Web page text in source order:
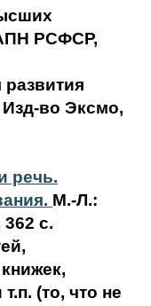
РСФСР,
во Эксмо,
речь.
М.-Л.:
362 с.
(то, что не